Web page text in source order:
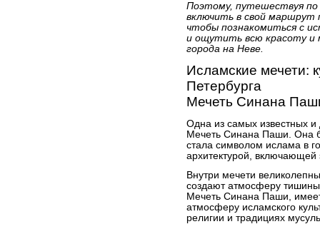
Поэтому, путешествуя
включить в свой маршрут
чтобы познакомиться с
и ощутить всю красоту и
города на Неве.
Исламские мечети:
Петербурга
Мечеть Синана
Одна из самых известных и
Мечеть Синана Паши. Она
стала символом ислама в
архитектурой, включающей
Внутри мечети
создают атмосферу
Мечеть Синана Паши,
атмосферу исламского
религии и традициях